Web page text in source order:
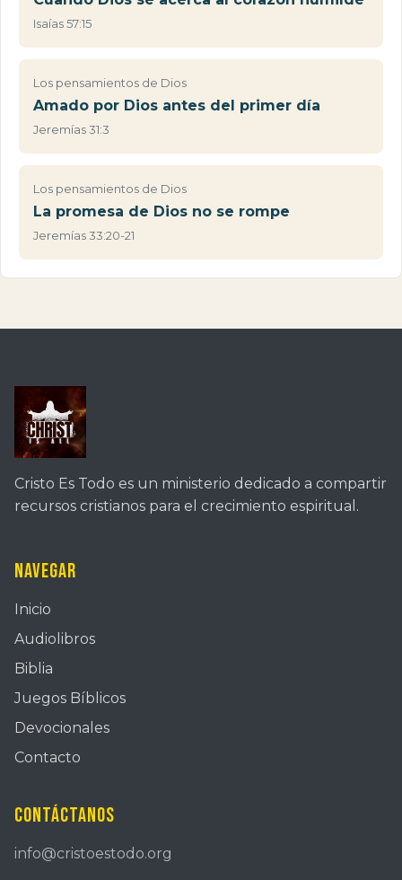
Isaías 57:15
Los pensamientos de Dios
Amado por Dios antes del primer día
Jeremías 31:3
Los pensamientos de Dios
La promesa de Dios no se rompe
Jeremías 33:20-21
Cristo Es Todo es un ministerio dedicado a compartir
recursos cristianos para el crecimiento espiritual.
Navegar
Inicio
Audiolibros
Biblia
Juegos Bíblicos
Devocionales
Contacto
Contáctanos
info@cristoestodo.org